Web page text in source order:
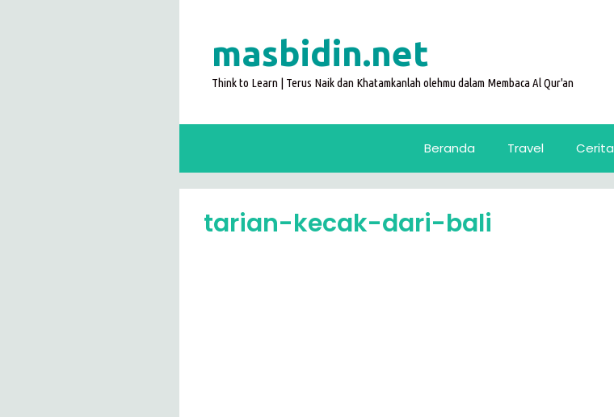
masbidin.net
Think to Learn | Terus Naik dan Khatamkanlah olehmu dalam Membaca Al Qur'an
Beranda Travel Cerita
tarian-kecak-dari-bali